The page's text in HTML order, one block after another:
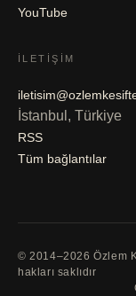
YouTube
İLETIŞIM
İstanbul, Türkiye
RSS
Tüm bağlantılar
© 2014–2026 Özlem
hakları saklıdır